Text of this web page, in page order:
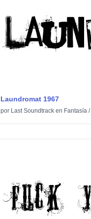
Laundromat 1967
por Last Soundtracken Fantasía/